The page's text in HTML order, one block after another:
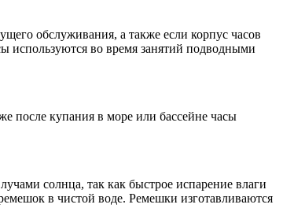
обслуживания, а также если корпус часов
используются во время занятий подводными
после купания в море или бассейне часы
солнца, так как быстрое испарение влаги
в чистой воде. Ремешки изготавливаются